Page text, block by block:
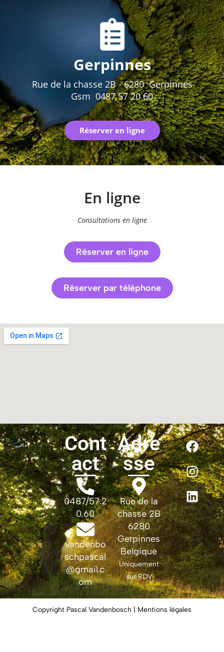
Gerpinnes
Rue de la chasse 2B - 6280 Gerpinnes
Gsm 0487 57 20 60
Réserver en ligne
En ligne
Consultations en ligne
Réserver en ligne
Réserver par téléphone
Cont
act
0487/57.2
0.60
vandenbo
schpascal
@gmail.c
om
Adre
sse
Rue de la
chasse 2B
6280
Gerpinnes
Belgique
Uniquement
sur RDV
Copyright Pascal Vandenbosch | Mentions légales